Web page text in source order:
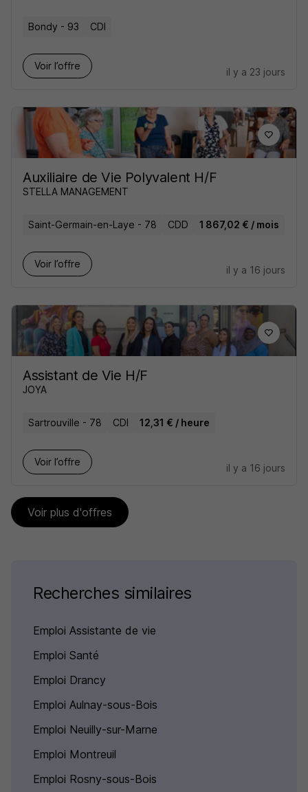
Bondy - 93 CDI
Voir l’offre
il y a 23 jours
Auxiliaire de Vie Polyvalent H/F
STELLA MANAGEMENT
Saint-Germain-en-Laye - 78 CDD 1 867,02 € / mois
Voir l’offre
il y a 16 jours
Assistant de Vie H/F
JOYA
Sartrouville - 78 CDI 12,31 € / heure
Voir l’offre
il y a 16 jours
Voir plus d'offres
Recherches similaires
Emploi Assistante de vie
Emploi Santé
Emploi Drancy
Emploi Aulnay-sous-Bois
Emploi Neuilly-sur-Marne
Emploi Montreuil
Emploi Rosny-sous-Bois